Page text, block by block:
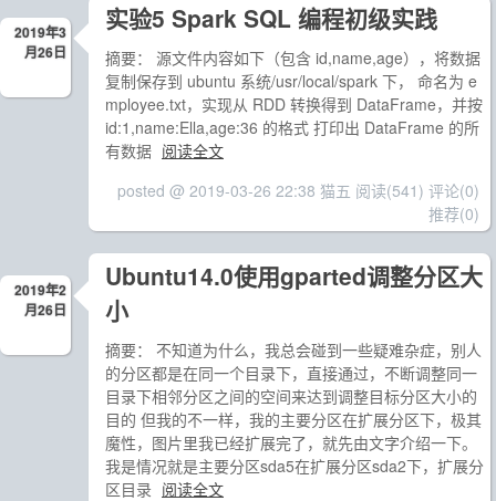
2019年3
月26日
实验5 Spark SQL 编程初级实践
摘要： 源文件内容如下（包含 id,name,age），将数据
复制保存到 ubuntu 系统/usr/local/spark 下， 命名为 e
mployee.txt，实现从 RDD 转换得到 DataFrame，并按
id:1,name:Ella,age:36 的格式 打印出 DataFrame 的所
有数据 阅读全文
posted @ 2019-03-26 22:38 猫五 阅读(541) 评论(0)
推荐(0)
2019年2
月26日
Ubuntu14.0使用gparted调整分区大
小
摘要： 不知道为什么，我总会碰到一些疑难杂症，别人
的分区都是在同一个目录下，直接通过，不断调整同一
目录下相邻分区之间的空间来达到调整目标分区大小的
目的 但我的不一样，我的主要分区在扩展分区下，极其
魔性，图片里我已经扩展完了，就先由文字介绍一下。
我是情况就是主要分区sda5在扩展分区sda2下，扩展分
区目录 阅读全文